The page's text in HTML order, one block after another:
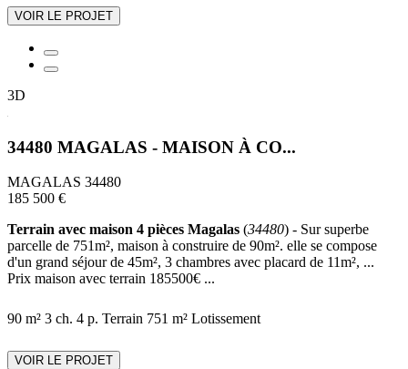
VOIR LE PROJET
3D
34480 MAGALAS - MAISON À CO...
MAGALAS 34480
185 500 €
Terrain avec maison 4 pièces Magalas (34480) - Sur superbe
parcelle de 751m², maison à construire de 90m². elle se compose
d'un grand séjour de 45m², 3 chambres avec placard de 11m², ...
Prix maison avec terrain 185500€ ...
90 m² 3 ch. 4 p. Terrain 751 m² Lotissement
VOIR LE PROJET